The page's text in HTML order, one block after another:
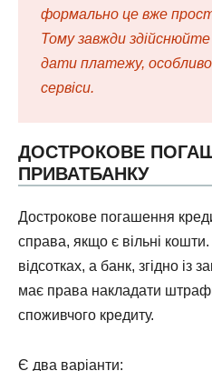
формально це вже
Тому завжди
дати платежу,
сервіси.
ДОСТРОКОВЕ
ПРИВАТБАНКУ
Дострокове погашення
справа, якщо є вільні
відсотках, а банк, згідно із
має права накладати
споживчого кредиту.
Є два варіанти: